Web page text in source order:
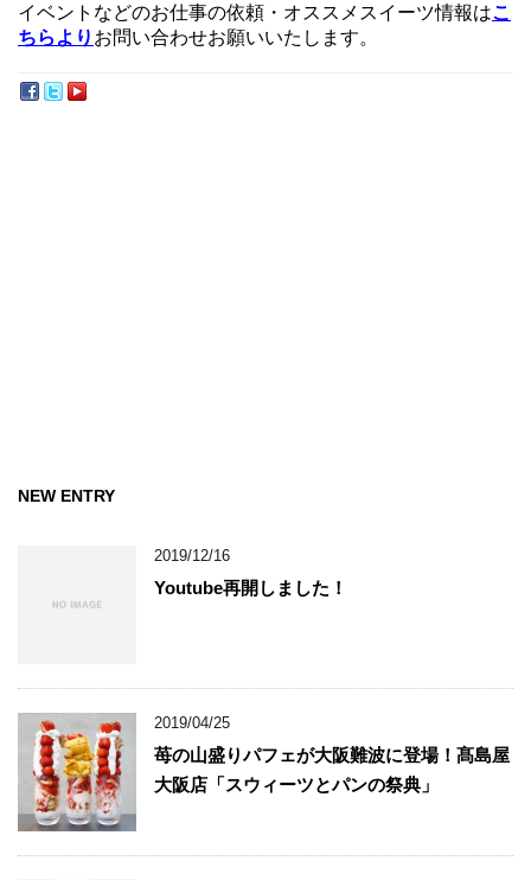
イベントなどのお仕事の依頼・オススメスイーツ情報はこ
ちらより お問い合わせお願いいたします。
NEW ENTRY
2019/12/16
Youtube再開しました！
2019/04/25
苺の山盛りパフェが大阪難波に登場！髙島屋
大阪店「スウィーツとパンの祭典」